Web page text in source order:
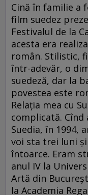
Cină în familie a
film suedez
Festivalul de la
acesta era
român. Stilistic,
într-adevăr, o
suedeză, dar la
povestea este
Relaţia mea cu
complicată. Cînd
Suedia, în 1994,
voi sta trei luni
întoarce. Eram
anul IV la
Artă din
la Academia